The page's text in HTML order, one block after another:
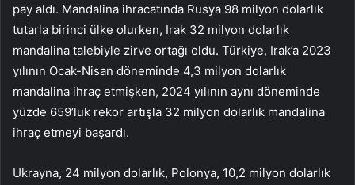
pay aldı. Mandalina ihracatında Rusya 98 milyon dolarlık
tutarla birinci ülke olurken, Irak 32 milyon dolarlık
mandalina talebiyle zirve ortağı oldu. Türkiye, Irak’a 2023
yılının Ocak-Nisan döneminde 4,3 milyon dolarlık
mandalina ihraç etmişken, 2024 yılının aynı döneminde
yüzde 659’luk rekor artışla 32 milyon dolarlık mandalina
ihraç etmeyi başardı.
Ukrayna, 24 milyon dolarlık, Polonya, 10,2 milyon dolarlık